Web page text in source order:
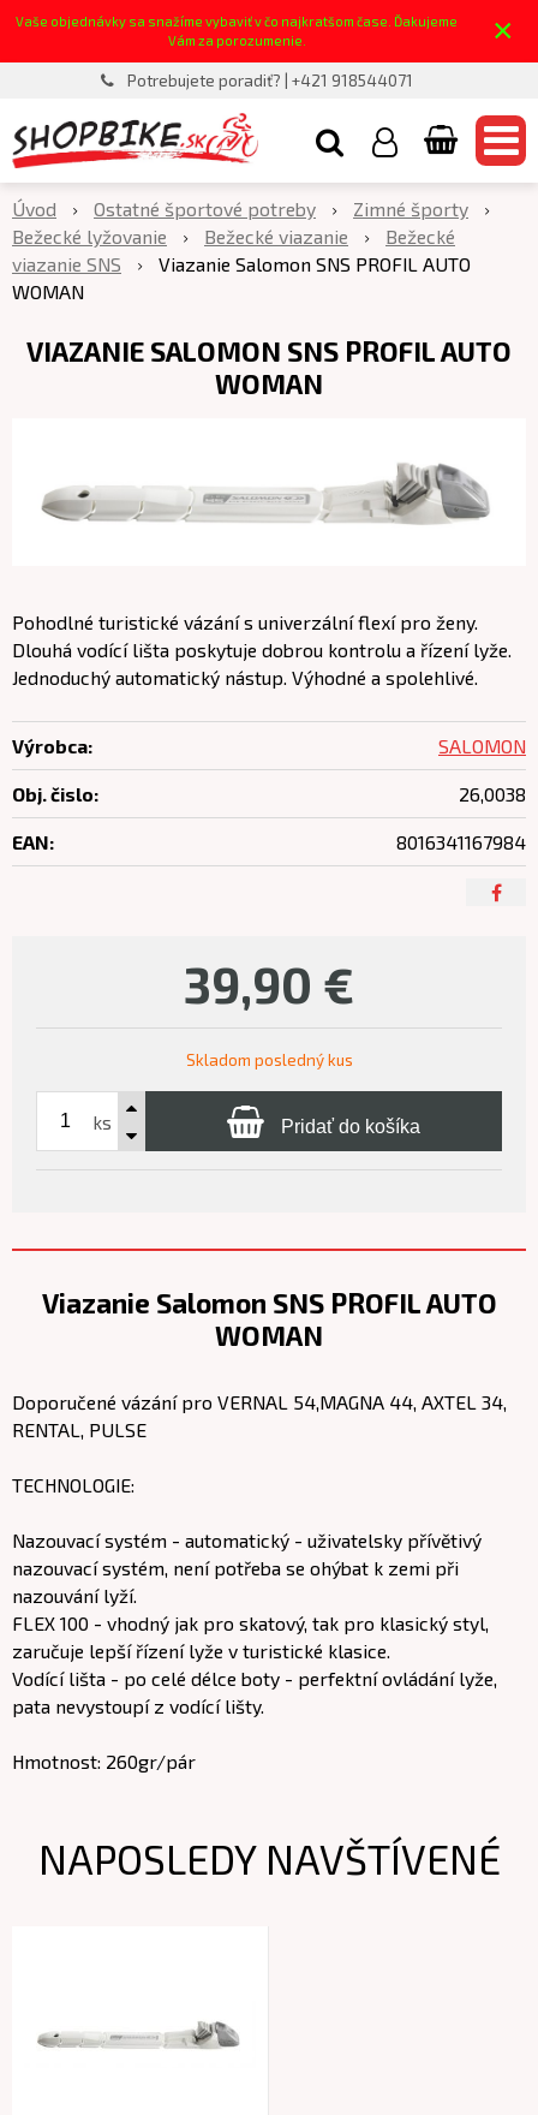
Vaše objednávky sa snažíme vybaviť v čo najkratšom čase. Ďakujeme
Vám za porozumenie.
×
Potrebujete poradiť? | +421 918544071
Úvod Ostatné športové potreby
Zimné športy
Bežecké lyžovanie
Bežecké viazanie
Bežecké
viazanie SNS
Viazanie Salomon SNS PROFIL AUTO
WOMAN
VIAZANIE SALOMON SNS PROFIL AUTO
WOMAN
39,90 €
Skladom posledný kus
ks Pridať do košíka
Pohodlné turistické vázání s univerzální flexí pro ženy.
Dlouhá vodící lišta poskytuje dobrou kontrolu a řízení lyže.
Jednoduchý automatický nástup. Výhodné a spolehlivé.
Výrobca: SALOMON
Obj. čislo: 26,0038
EAN: 8016341167984
Viazanie Salomon SNS PROFIL AUTO
WOMAN
Doporučené vázání pro VERNAL 54,MAGNA 44, AXTEL 34,
RENTAL, PULSE
TECHNOLOGIE:
Nazouvací systém - automatický - uživatelsky přívětivý
nazouvací systém, není potřeba se ohýbat k zemi při
nazouvání lyží.
FLEX 100 - vhodný jak pro skatový, tak pro klasický styl,
zaručuje lepší řízení lyže v turistické klasice.
Vodící lišta - po celé délce boty - perfektní ovládání lyže,
pata nevystoupí z vodící lišty.
Hmotnost: 260gr/pár
NAPOSLEDY NAVŠTÍVENÉ